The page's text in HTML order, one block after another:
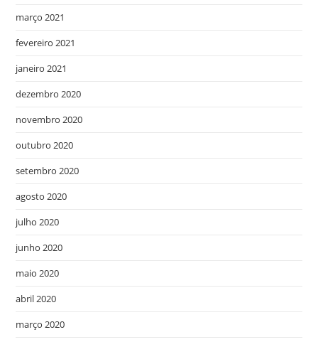
março 2021
fevereiro 2021
janeiro 2021
dezembro 2020
novembro 2020
outubro 2020
setembro 2020
agosto 2020
julho 2020
junho 2020
maio 2020
abril 2020
março 2020